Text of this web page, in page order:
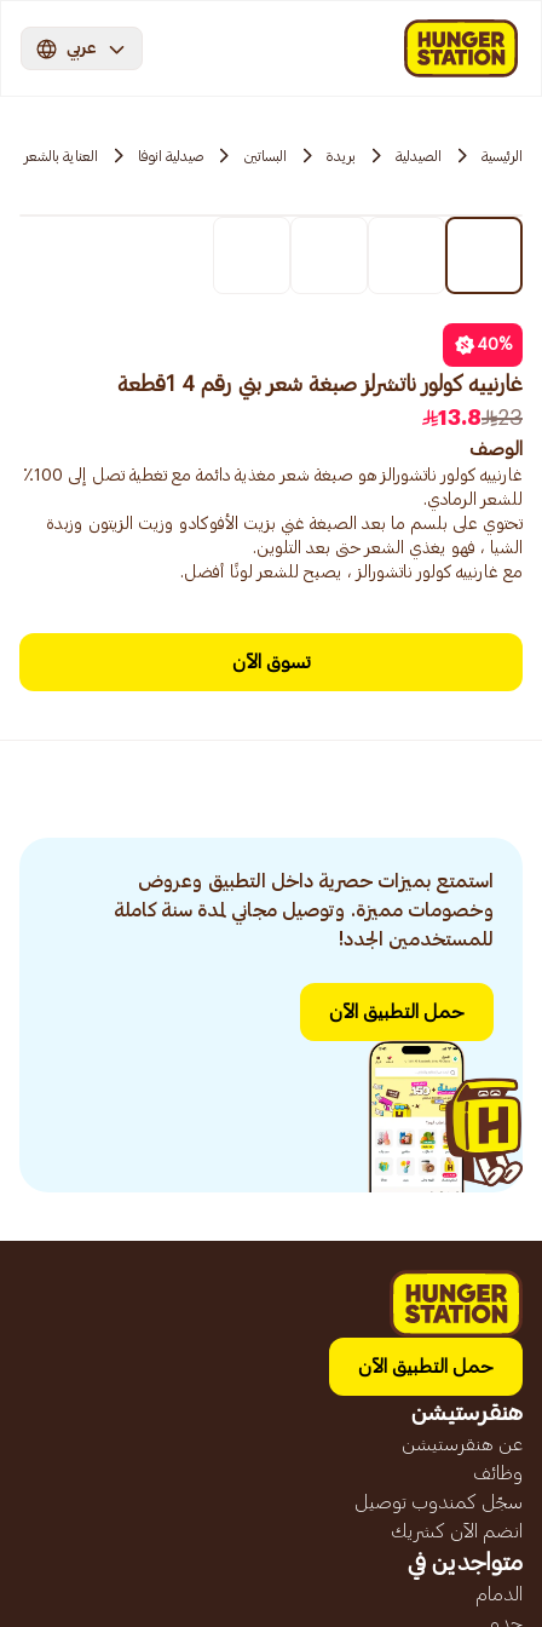
عربي
الرئيسية الصيدلية بريدة البساتين صيدلية انوفا العناية بالشعر
40%
غارنييه كولور ناتشرلز صبغة شعر بني رقم 4 1قطعة
23
13.8
الوصف
غارنييه كولور ناتشورالز هو صبغة شعر مغذية دائمة مع تغطية تصل إلى 100٪
تحتوي على بلسم ما بعد الصبغة غني بزيت الأفوكادو وزيت الزيتون وزبدة
مع غارنييه كولور ناتشورالز ، يصبح للشعر لونًا أفضل.
تسوق الآن
استمتع بميزات حصرية داخل التطبيق وعروض
وخصومات مميزة. وتوصيل مجاني لمدة سنة كاملة
للمستخدمين الجدد!
حمل التطبيق الآن
حمل التطبيق الآن
هنقرستيشن
عن هنقرستيشن
وظائف
سجّل كمندوب توصيل
انضم الآن كشريك
متواجدين في
الدمام